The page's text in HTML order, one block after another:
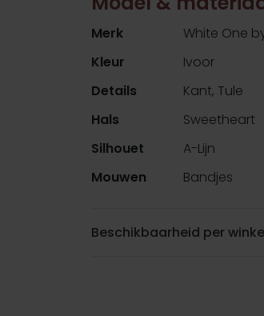
Merk
White One
Kleur
Ivoor
Details
Kant, Tule
Hals
Sweetheart
Silhouet
A-Lijn
Mouwen
Bandjes
Beschikbaarheid per